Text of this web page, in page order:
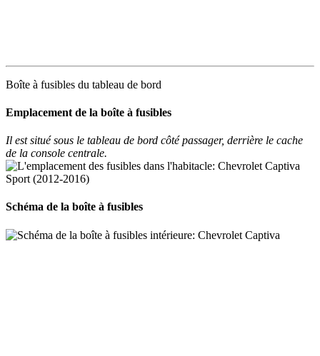
Boîte à fusibles du tableau de bord
Emplacement de la boîte à fusibles
Il est situé sous le tableau de bord côté passager, derrière le cache
de la console centrale.
Schéma de la boîte à fusibles